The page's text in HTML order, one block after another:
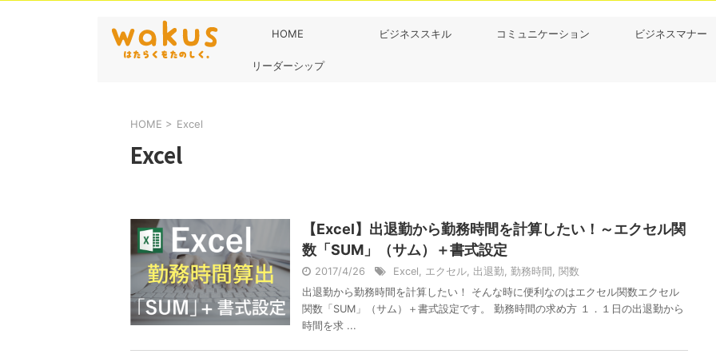
HOME ビジネススキル コミュニケーション ビジネスマナー
リーダーシップ
HOME > Excel
Excel
【Excel】出退勤から勤務時間を計算したい！～エクセル関
数「SUM」（サム）＋書式設定
2017/4/26 Excel, エクセル, 出退勤, 勤務時間 , 関数
出退勤から勤務時間を計算したい！ そんな時に便利なのはエクセル関数エクセル
関数「SUM」（サム）＋書式設定です。 勤務時間の求め方 １．１日の出退勤から
時間を求 ...